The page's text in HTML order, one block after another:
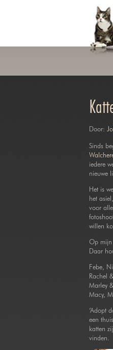
Door:
Sinds
iedere
nieuwe
Het is
het
voor
willen
Op mijn
Daar
Febe,
Rachel
Marley
Macy,
‘Adopt
een
katten
vinden.